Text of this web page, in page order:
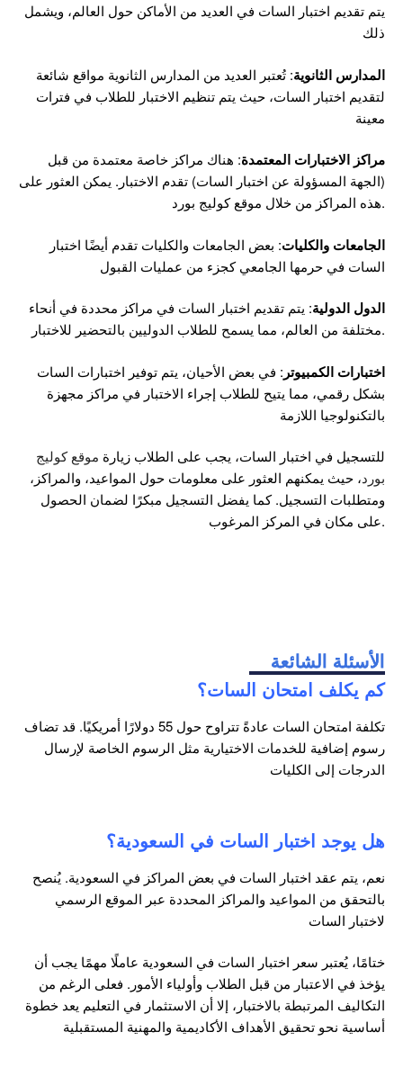
يتم تقديم اختبار السات في العديد من الأماكن حول العالم، ويشمل
ذلك
المدارس الثانوية: تُعتبر العديد من المدارس الثانوية مواقع شائعة
لتقديم اختبار السات، حيث يتم تنظيم الاختبار للطلاب في فترات
معينة
مراكز الاختبارات المعتمدة: هناك مراكز خاصة معتمدة من قبل
(الجهة المسؤولة عن اختبار السات) تقدم الاختبار. يمكن العثور على
هذه المراكز من خلال موقع كوليج بورد.
الجامعات والكليات: بعض الجامعات والكليات تقدم أيضًا اختبار
السات في حرمها الجامعي كجزء من عمليات القبول
الدول الدولية: يتم تقديم اختبار السات في مراكز محددة في أنحاء
مختلفة من العالم، مما يسمح للطلاب الدوليين بالتحضير للاختبار.
اختبارات الكمبيوتر : في بعض الأحيان، يتم توفير اختبارات السات
بشكل رقمي، مما يتيح للطلاب إجراء الاختبار في مراكز مجهزة
بالتكنولوجيا اللازمة
للتسجيل في اختبار السات، يجب على الطلاب زيارة موقع كوليج
بورد، حيث يمكنهم العثور على معلومات حول المواعيد، والمراكز،
ومتطلبات التسجيل. كما يفضل التسجيل مبكرًا لضمان الحصول
على مكان في المركز المرغوب.
الأسئلة الشائعة
كم يكلف امتحان السات؟
تكلفة امتحان السات عادةً تتراوح حول 55 دولارًا أمريكيًا. قد تضاف
رسوم إضافية للخدمات الاختيارية مثل الرسوم الخاصة لإرسال
الدرجات إلى الكليات
هل يوجد اختبار السات في السعودية؟
بالتحقق من المواعيد والمراكز المحددة عبر الموقع الرسمي
لاختبار السات
ختامًا، يُعتبر سعر اختبار السات في السعودية عاملًا مهمًا يجب أن
يؤخذ في الاعتبار من قبل الطلاب وأولياء الأمور. فعلى الرغم من
التكاليف المرتبطة بالاختبار، إلا أن الاستثمار في التعليم يعد خطوة
أساسية نحو تحقيق الأهداف الأكاديمية والمهنية المستقبلية